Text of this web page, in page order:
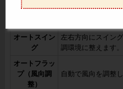
室温を一定に保ち
オートスイン
グ
左右方向にスイン
調環境に整えます。
オートフラッ
プ（風向調
整）
自動で風向を調整